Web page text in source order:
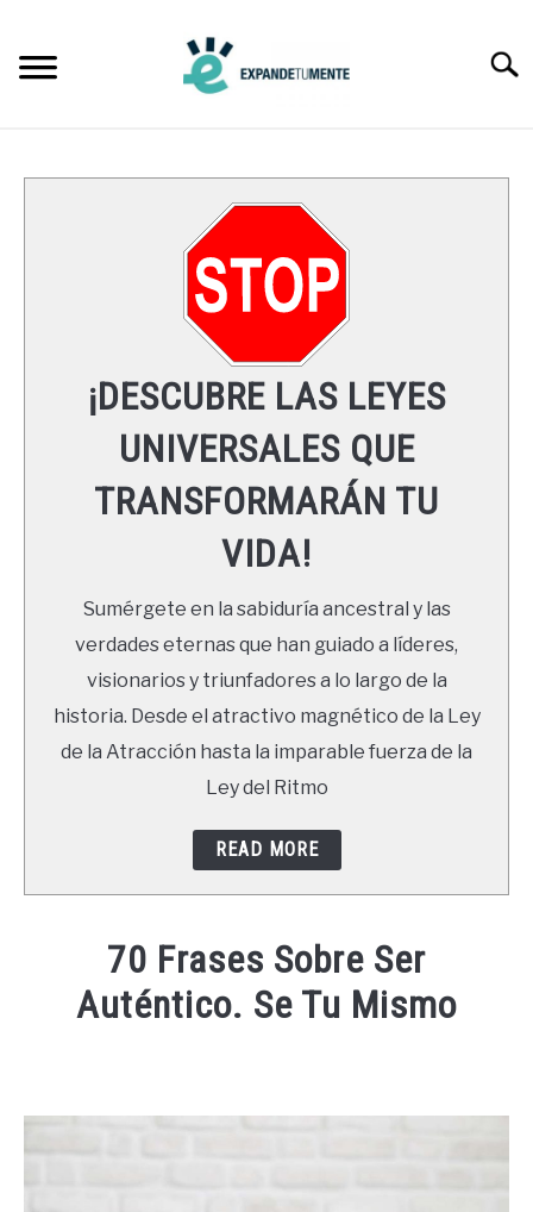
content
LEYES UNIVERSALES
RECURSOS
NEWSLETTER
¡DESCUBRE LAS LEYES
UNIVERSALES QUE
TRANSFORMARÁN TU
VIDA!
Sumérgete en la sabiduría ancestral y las
verdades eternas que han guiado a líderes,
visionarios y triunfadores a lo largo de la
historia. Desde el atractivo magnético de la Ley
de la Atracción hasta la imparable fuerza de la
Ley del Ritmo
READ MORE
70 Frases Sobre Ser
Auténtico. Se Tu Mismo